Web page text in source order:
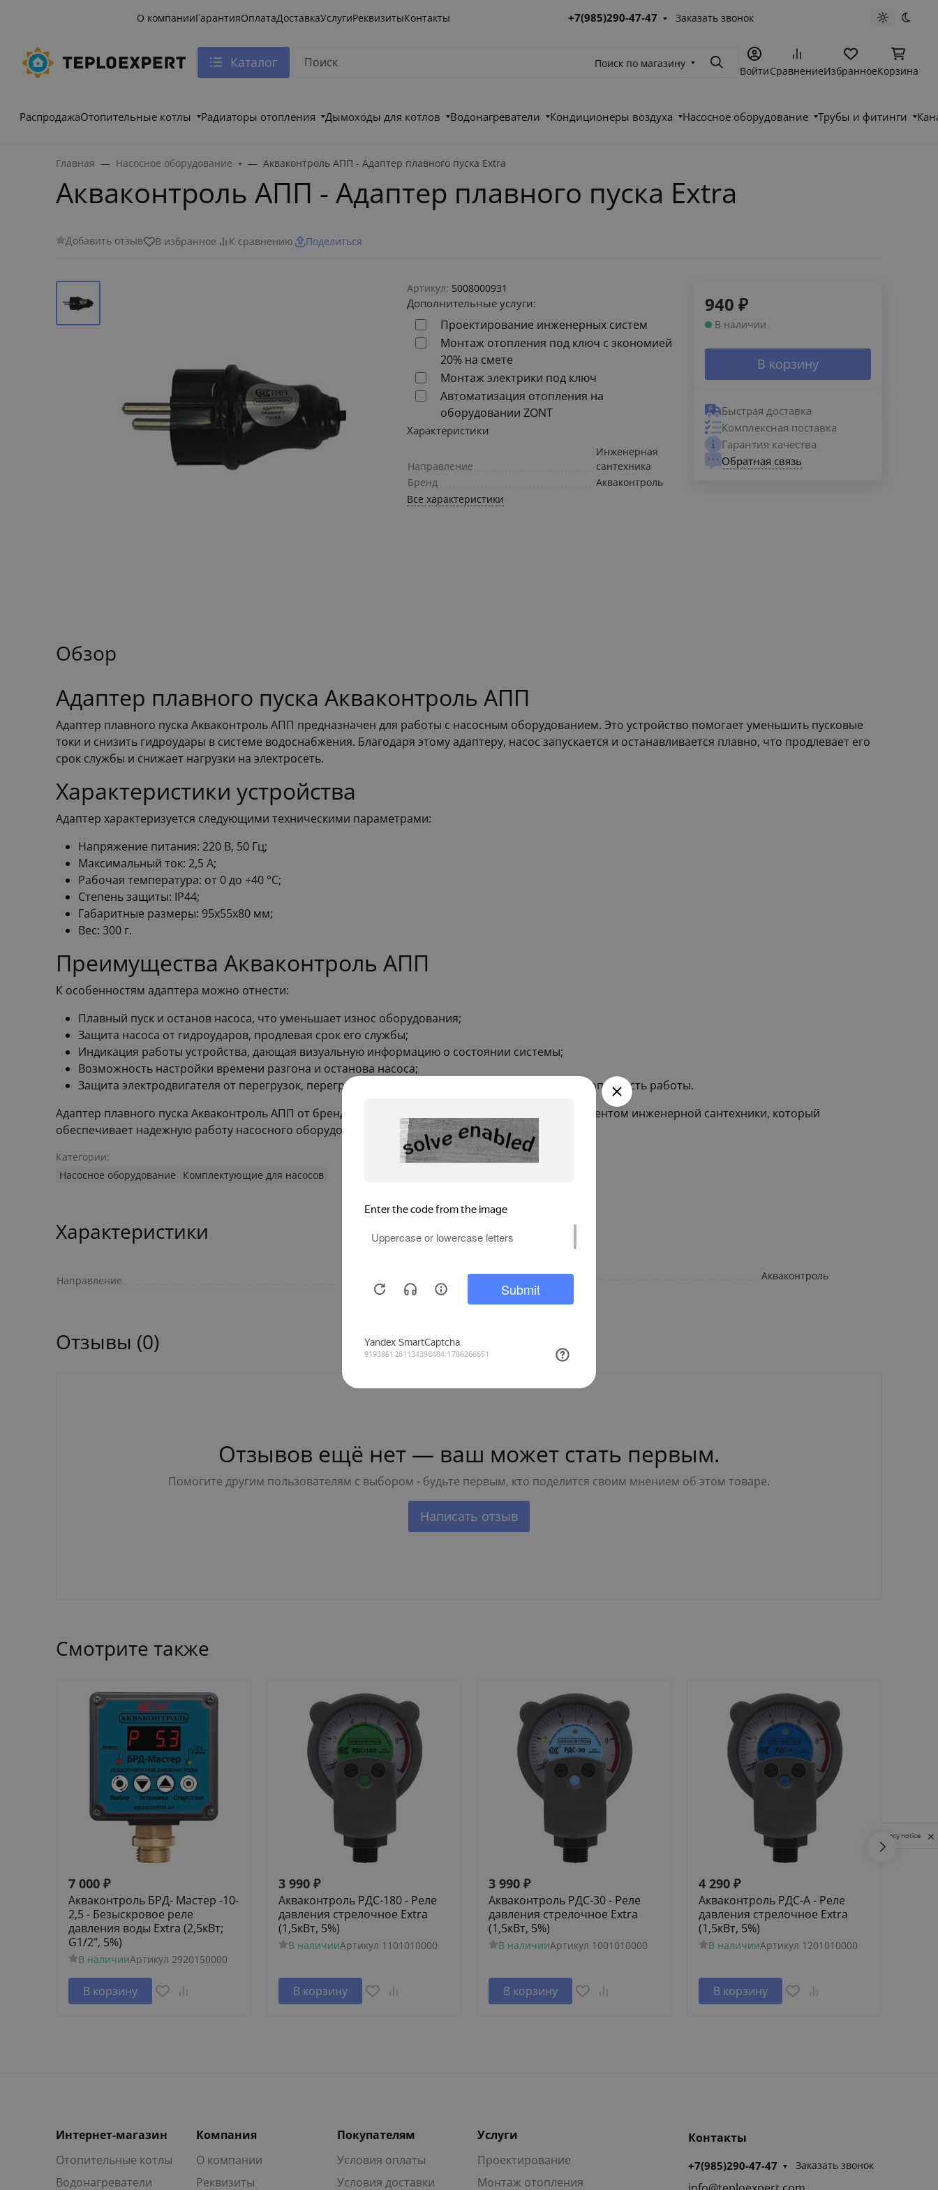
О компанииГарантияОплатаДоставкаУслугиРеквизитыКонтакты +7(985)290-47-47 Заказать звонок Светлая
Каталог Поиск по магазину ПоискВойтиСравнениеИзбранноеКорзина
РаспродажаОтопительные котлы Радиаторы отопления Дымоходы для котлов Водонагреватели Кондиционеры воздуха Насосное оборудование Трубы и фитинги
Главная Насосное оборудование Акваконтроль АПП - Адаптер плавного пуска Extra
Акваконтроль АПП - Адаптер плавного пуска Extra
Добавить отзыв В избранное К сравнению Поделиться
Артикул: 5008000931
Дополнительные услуги:
Проектирование инженерных систем
Монтаж отопления под ключ с экономией
20% на смете
Монтаж электрики под ключ
Автоматизация отопления на
оборудовании ZONT
Характеристики
Направление
Инженерная
сантехника
Бренд
Акваконтроль
Все характеристики
940 ₽
В наличии
В корзину
Быстрая доставка
Комплексная поставка
Гарантия качества
Обратная связь
Обзор
Адаптер плавного пуска Акваконтроль АПП
Адаптер плавного пуска Акваконтроль АПП предназначен для работы с насосным оборудованием. Это устройство помогает уменьшить пусковые
токи и снизить гидроудары в системе водоснабжения. Благодаря этому адаптеру, насос запускается и останавливается плавно, что продлевает его
срок службы и снижает нагрузки на электросеть.
Характеристики устройства
Адаптер характеризуется следующими техническими параметрами:
Напряжение питания: 220 В, 50 Гц;
Максимальный ток: 2,5 А;
Рабочая температура: от 0 до +40 °C;
Степень защиты: IP44;
Габаритные размеры: 95x55x80 мм;
Вес: 300 г.
Преимущества Акваконтроль АПП
К особенностям адаптера можно отнести:
Плавный пуск и останов насоса, что уменьшает износ оборудования;
Защита насоса от гидроударов, продлевая срок его службы;
Индикация работы устройства, дающая визуальную информацию о состоянии системы;
Возможность настройки времени разгона и останова насоса;
Защита электродвигателя от перегрузок, перегрева и коротких замыканий, обеспечивая безопасность работы.
Адаптер плавного пуска Акваконтроль АПП от бренда Акваконтроль является незаменимым элементом инженерной сантехники, который
обеспечивает надежную работу насосного оборудования и продлевает его срок службы.
Категории:
Насосное оборудование
Комплектующие для насосов
Характеристики
Направление
сантехника
Бренд Акваконтроль
Отзывы (0)
Отзывов ещё нет — ваш может стать первым.
Помогите другим пользователям с выбором - будьте первым, кто поделится своим мнением об этом товаре.
Написать отзыв
Смотрите также
7 000 ₽
Акваконтроль БРД- Мастер -10-
2,5 - Безыскровое реле
давления воды Extra (2,5кВт;
G1/2", 5%)
В наличииАртикул 2920150000
В корзину
3 990 ₽
Акваконтроль РДС-180 - Реле
давления стрелочное Extra
(1,5кВт, 5%)
В наличииАртикул 1101010000
В корзину
3 990 ₽
Акваконтроль РДС-30 - Реле
давления стрелочное Extra
(1,5кВт, 5%)
В наличииАртикул 1001010000
В корзину
4 290 ₽
Акваконтроль РДС-А - Реле
давления стрелочное Extra
(1,5кВт, 5%)
В наличииАртикул 1201010000
В корзину
Интернет-магазин
Отопительные котлы
Водонагреватели
Компания
О компании
Реквизиты
Покупателям
Условия оплаты
Условия доставки
Услуги
Проектирование
Монтаж отопления
Контакты
+7(985)290-47-47 Заказать звонок
Privacy notice